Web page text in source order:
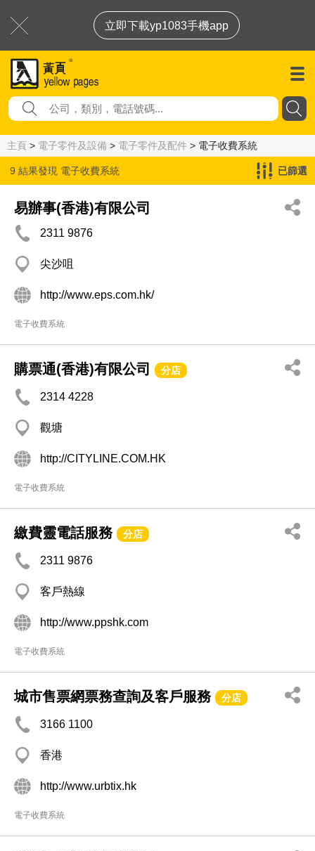
立即下載yp1083手機app
主頁 > 電子零件及設備 > 電子零件及配件 > 電子收費系統
9 結果發現 電子收費系統 已篩選
易辦事(香港)有限公司
2311 9876
尖沙咀
http://www.eps.com.hk/
電子收費系統
購票通(香港)有限公司 分店
2314 4228
觀塘
http://CITYLINE.COM.HK
電子收費系統
繳費靈電話服務 分店
2311 9876
客戶熱線
http://www.ppshk.com
電子收費系統
城市售票網票務查詢及客戶服務 分店
3166 1100
香港
http://www.urbtix.hk
電子收費系統